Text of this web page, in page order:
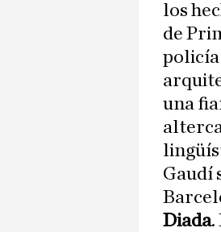
los
de
policía
una
Gaudí
Diada.